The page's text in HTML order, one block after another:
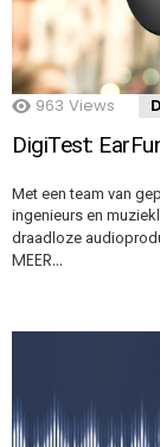
963 Views
DigiTest:
Met een team van
ingenieurs en
draadloze
MEER…